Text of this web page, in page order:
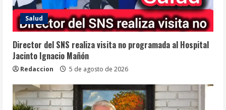
Salud
Director del SNS realiza visita no programada al Hospital
Jacinto Ignacio Mañón
Redaccion 5 de agosto de 2026